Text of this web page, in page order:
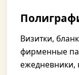
Визитки,
фирменные
ежедневники,